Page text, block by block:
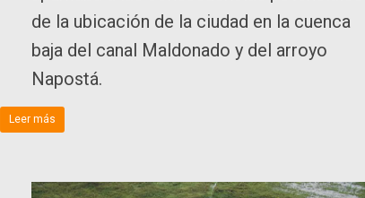
de la ubicación de la ciudad en la cuenca
baja del canal Maldonado y del arroyo
Napostá.
Leer más